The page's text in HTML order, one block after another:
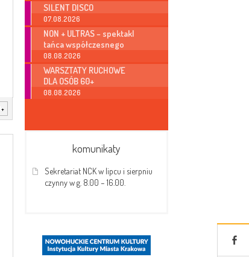
+
SILENT DISCO
07.08.2026
NON + ULTRAS – spektakl
tańca współczesnego
08.08.2026
WARSZTATY RUCHOWE
DLA OSÓB 60+
08.08.2026
komunikaty
Sekretariat NCK w lipcu i sierpniu
czynny w g. 8.00 – 16.00.